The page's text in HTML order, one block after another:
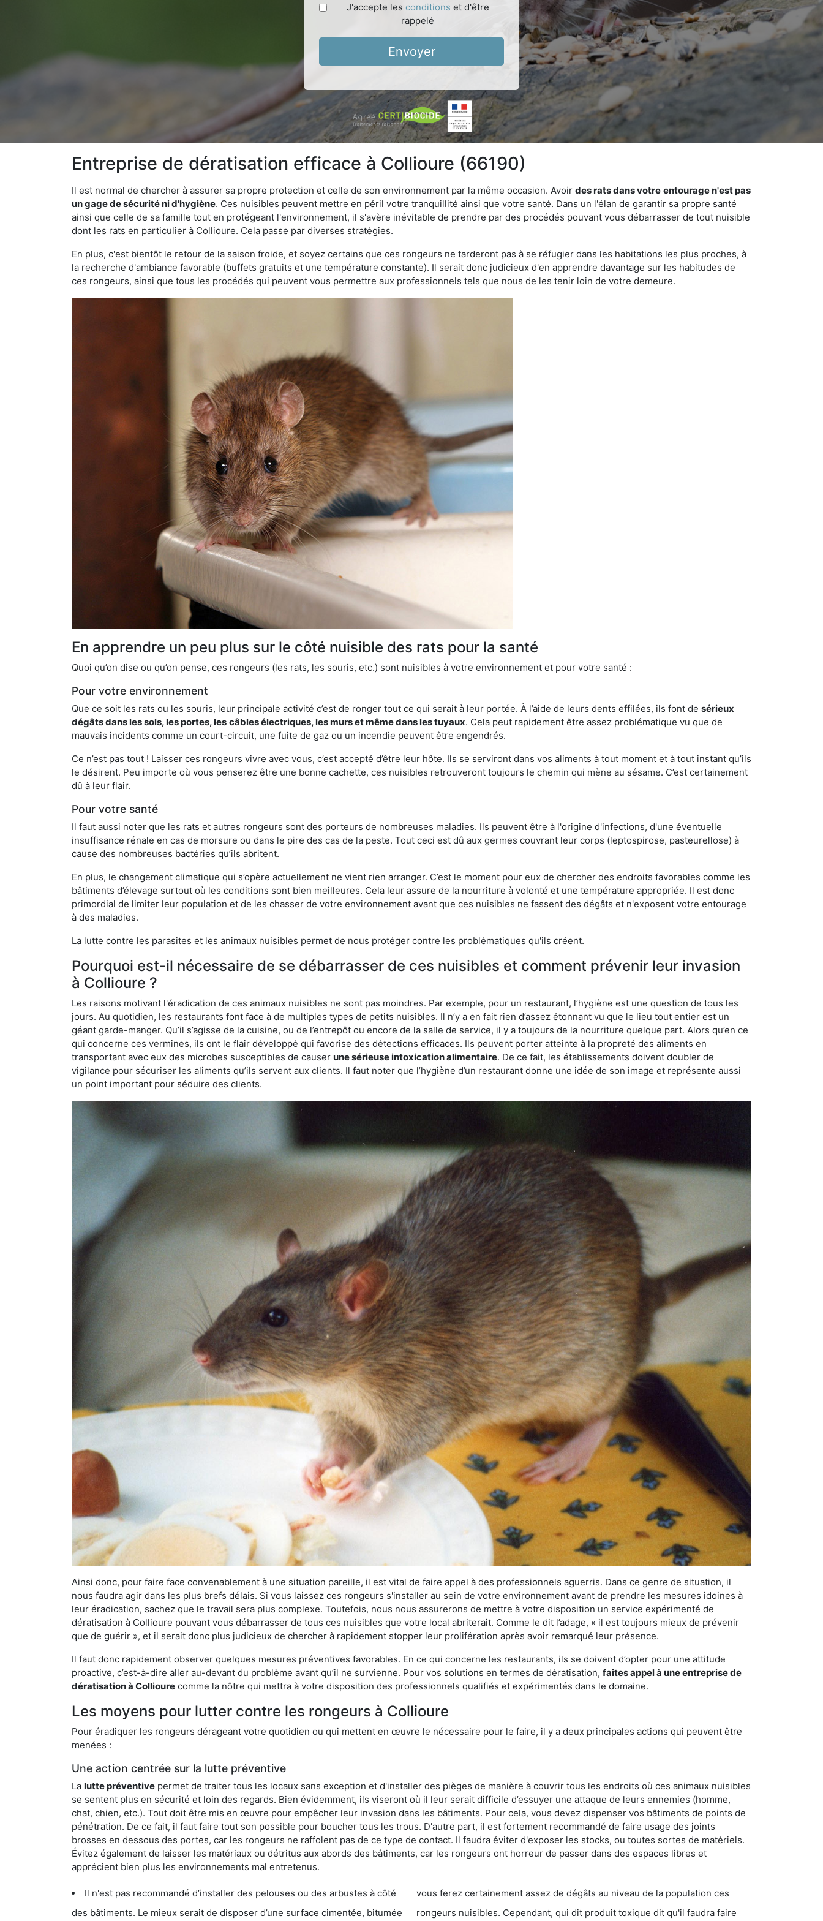
J'accepte les conditions et d'être
rappelé
Envoyer
Entreprise de dératisation efficace à Collioure (66190)
Il est normal de chercher à assurer sa propre protection et celle de son environnement par la même occasion. Avoir des rats dans votre entourage n'est pas
un gage de sécurité ni d'hygiène. Ces nuisibles peuvent mettre en péril votre tranquillité ainsi que votre santé. Dans un l'élan de garantir sa propre santé
ainsi que celle de sa famille tout en protégeant l'environnement, il s'avère inévitable de prendre par des procédés pouvant vous débarrasser de tout nuisible
dont les rats en particulier à Collioure. Cela passe par diverses stratégies.
En plus, c'est bientôt le retour de la saison froide, et soyez certains que ces rongeurs ne tarderont pas à se réfugier dans les habitations les plus proches, à
la recherche d'ambiance favorable (buffets gratuits et une température constante). Il serait donc judicieux d'en apprendre davantage sur les habitudes de
ces rongeurs, ainsi que tous les procédés qui peuvent vous permettre aux professionnels tels que nous de les tenir loin de votre demeure.
En apprendre un peu plus sur le côté nuisible des rats pour la santé
Quoi qu’on dise ou qu’on pense, ces rongeurs (les rats, les souris, etc.) sont nuisibles à votre environnement et pour votre santé :
Pour votre environnement
Que ce soit les rats ou les souris, leur principale activité c’est de ronger tout ce qui serait à leur portée. À l’aide de leurs dents effilées, ils font de sérieux
dégâts dans les sols, les portes, les câbles électriques, les murs et même dans les tuyaux. Cela peut rapidement être assez problématique vu que de
mauvais incidents comme un court-circuit, une fuite de gaz ou un incendie peuvent être engendrés.
Ce n’est pas tout ! Laisser ces rongeurs vivre avec vous, c’est accepté d’être leur hôte. Ils se serviront dans vos aliments à tout moment et à tout instant qu’ils
le désirent. Peu importe où vous penserez être une bonne cachette, ces nuisibles retrouveront toujours le chemin qui mène au sésame. C’est certainement
dû à leur flair.
Pour votre santé
Il faut aussi noter que les rats et autres rongeurs sont des porteurs de nombreuses maladies. Ils peuvent être à l'origine d'infections, d'une éventuelle
insuffisance rénale en cas de morsure ou dans le pire des cas de la peste. Tout ceci est dû aux germes couvrant leur corps (leptospirose, pasteurellose) à
cause des nombreuses bactéries qu’ils abritent.
En plus, le changement climatique qui s’opère actuellement ne vient rien arranger. C’est le moment pour eux de chercher des endroits favorables comme les
bâtiments d’élevage surtout où les conditions sont bien meilleures. Cela leur assure de la nourriture à volonté et une température appropriée. Il est donc
primordial de limiter leur population et de les chasser de votre environnement avant que ces nuisibles ne fassent des dégâts et n'exposent votre entourage
à des maladies.
La lutte contre les parasites et les animaux nuisibles permet de nous protéger contre les problématiques qu'ils créent.
Pourquoi est-il nécessaire de se débarrasser de ces nuisibles et comment prévenir leur invasion
à Collioure ?
Les raisons motivant l'éradication de ces animaux nuisibles ne sont pas moindres. Par exemple, pour un restaurant, l’hygiène est une question de tous les
jours. Au quotidien, les restaurants font face à de multiples types de petits nuisibles. Il n’y a en fait rien d’assez étonnant vu que le lieu tout entier est un
géant garde-manger. Qu’il s’agisse de la cuisine, ou de l’entrepôt ou encore de la salle de service, il y a toujours de la nourriture quelque part. Alors qu’en ce
qui concerne ces vermines, ils ont le flair développé qui favorise des détections efficaces. Ils peuvent porter atteinte à la propreté des aliments en
transportant avec eux des microbes susceptibles de causer une sérieuse intoxication alimentaire. De ce fait, les établissements doivent doubler de
vigilance pour sécuriser les aliments qu’ils servent aux clients. Il faut noter que l’hygiène d’un restaurant donne une idée de son image et représente aussi
un point important pour séduire des clients.
Ainsi donc, pour faire face convenablement à une situation pareille, il est vital de faire appel à des professionnels aguerris. Dans ce genre de situation, il
nous faudra agir dans les plus brefs délais. Si vous laissez ces rongeurs s'installer au sein de votre environnement avant de prendre les mesures idoines à
leur éradication, sachez que le travail sera plus complexe. Toutefois, nous nous assurerons de mettre à votre disposition un service expérimenté de
dératisation à Collioure pouvant vous débarrasser de tous ces nuisibles que votre local abriterait. Comme le dit l’adage, « il est toujours mieux de prévenir
que de guérir », et il serait donc plus judicieux de chercher à rapidement stopper leur prolifération après avoir remarqué leur présence.
Il faut donc rapidement observer quelques mesures préventives favorables. En ce qui concerne les restaurants, ils se doivent d’opter pour une attitude
proactive, c’est-à-dire aller au-devant du problème avant qu’il ne survienne. Pour vos solutions en termes de dératisation, faites appel à une entreprise de
dératisation à Collioure comme la nôtre qui mettra à votre disposition des professionnels qualifiés et expérimentés dans le domaine.
Les moyens pour lutter contre les rongeurs à Collioure
Pour éradiquer les rongeurs dérageant votre quotidien ou qui mettent en œuvre le nécessaire pour le faire, il y a deux principales actions qui peuvent être
menées :
Une action centrée sur la lutte préventive
La lutte préventive permet de traiter tous les locaux sans exception et d'installer des pièges de manière à couvrir tous les endroits où ces animaux nuisibles
se sentent plus en sécurité et loin des regards. Bien évidemment, ils viseront où il leur serait difficile d’essuyer une attaque de leurs ennemies (homme,
chat, chien, etc.). Tout doit être mis en œuvre pour empêcher leur invasion dans les bâtiments. Pour cela, vous devez dispenser vos bâtiments de points de
pénétration. De ce fait, il faut faire tout son possible pour boucher tous les trous. D'autre part, il est fortement recommandé de faire usage des joints
brosses en dessous des portes, car les rongeurs ne raffolent pas de ce type de contact. Il faudra éviter d'exposer les stocks, ou toutes sortes de matériels.
Évitez également de laisser les matériaux ou détritus aux abords des bâtiments, car les rongeurs ont horreur de passer dans des espaces libres et
apprécient bien plus les environnements mal entretenus.
Il n'est pas recommandé d’installer des pelouses ou des arbustes à côté
des bâtiments. Le mieux serait de disposer d’une surface cimentée, bitumée
vous ferez certainement assez de dégâts au niveau de la population ces
rongeurs nuisibles. Cependant, qui dit produit toxique dit qu'il faudra faire